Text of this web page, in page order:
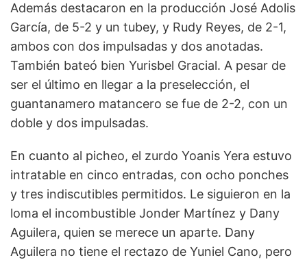
Además destacaron en la producción José Adolis
García, de 5-2 y un tubey, y Rudy Reyes, de 2-1,
ambos con dos impulsadas y dos anotadas.
También bateó bien Yurisbel Gracial. A pesar de
ser el último en llegar a la preselección, el
guantanamero matancero se fue de 2-2, con un
doble y dos impulsadas.
En cuanto al picheo, el zurdo Yoanis Yera estuvo
intratable en cinco entradas, con ocho ponches
y tres indiscutibles permitidos. Le siguieron en la
loma el incombustible Jonder Martínez y Dany
Aguilera, quien se merece un aparte. Dany
Aguilera no tiene el rectazo de Yuniel Cano, pero